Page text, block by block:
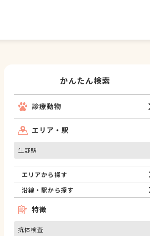
かんたん検索
診療動物
エリア・駅
生野駅
エリアから探す
沿線・駅から探す
特徴
抗体検査